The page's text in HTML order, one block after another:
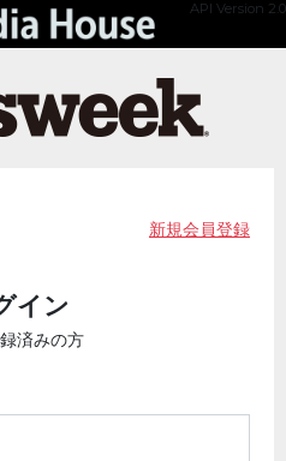
API Version 2.0
新規会員登録
イン
済みの方